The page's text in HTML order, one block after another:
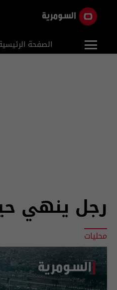
الصفحة
رجل ينهي
محليات